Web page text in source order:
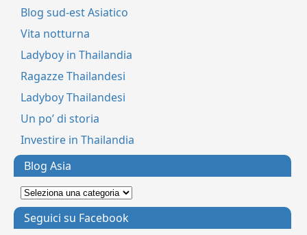
Blog sud-est Asiatico
Vita notturna
Ladyboy in Thailandia
Ragazze Thailandesi
Ladyboy Thailandesi
Un po’ di storia
Investire in Thailandia
Blog Asia
Seguici su Facebook